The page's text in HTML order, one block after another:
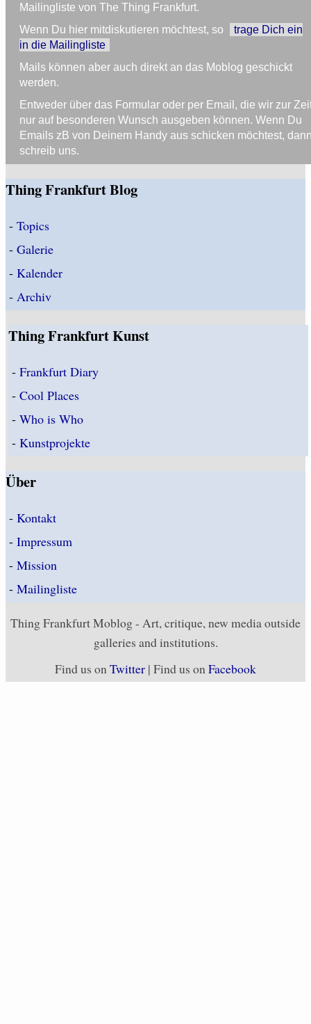
Mailingliste von The Thing Frankfurt.
Wenn Du hier mitdiskutieren möchtest, so
trage Dich ein
in die Mailingliste
Mails können aber auch direkt an das Moblog geschickt
werden.
Entweder über das Formular oder per Email, die wir zur
nur auf besonderen Wunsch ausgeben können. Wenn Du
Emails zB von Deinem Handy aus schicken möchtest,
schreib uns.
Thing Frankfurt Blog
- Topics
- Galerie
- Kalender
- Archiv
Thing Frankfurt Kunst
-Frankfurt Diary
-Cool Places
-Who is Who
-Kunstprojekte
Über
- Kontakt
- Impressum
- Mission
- Mailingliste
Thing Frankfurt Moblog - Art, critique, new media outside
galleries and institutions.
Find us onTwitter | Find us onFacebook